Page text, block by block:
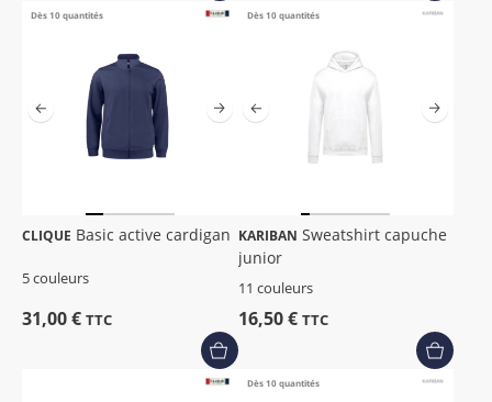
Dès 10 quantités
CLIQUE Basic active cardigan
5 couleurs
31,00 € TTC
Dès 10 quantités
KARIBAN
junior
11 couleurs
16,50 € TTC
Dès 10 quantités